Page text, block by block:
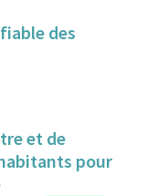
des
et de
pour